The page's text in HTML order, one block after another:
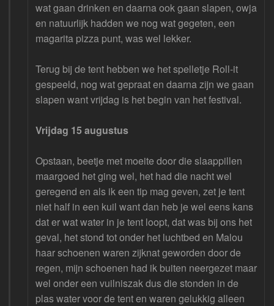
wat gaan drinken en daarna ook gaan slapen, owja
en natuurlijk hadden we nog wat gegeten, een
magarita pizza punt, was wel lekker.
Terug bij de tent hebben we het spelletje Roll-it
gespeeld, nog wat gepraat en daarna zijn we gaan
slapen want vrijdag is het begin van het festival.
Vrijdag 15 augustus
Opstaan, beetje met moeite door die slaappillen
maargoed het ging wel, het had die nacht wel
geregend en als ik een tip mag geven, zet je tent
niet half in een kuil want dan heb je wel eens kans
dat er wat water in je tent loopt, dat was bij ons het
geval, het stond tot onder het luchtbed en Malou
haar schoenen waren zijknat geworden door de
regen, mijn schoenen had ik buiten neergezet maar
wel onder een vuilniszak dus die stonden in de
plas water voor de tent en waren gelukkig alleen